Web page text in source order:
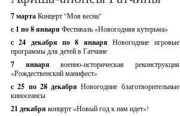
7 мартаКонцерт "Моя весна"
с 1 по 8 января Фестиваль «Новогодняя кутерьма»
с 24 декабря по 8 январяНовогодние игровые
программы для детей в Гатчине
7 январявоенно-историческая реконструкция
«Рождественский манифест»
c 25 по 28 декабряНовогодние благотворительные
киносеансы
21 декабря концерт «Новый год к нам идет»!